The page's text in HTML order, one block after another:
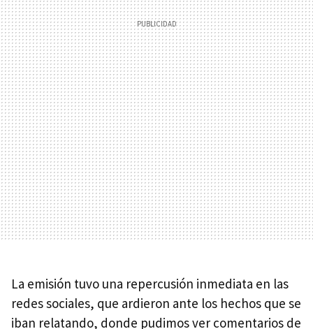
La emisión tuvo una repercusión inmediata en las
redes sociales, que ardieron ante los hechos que se
iban relatando, donde pudimos ver comentarios de